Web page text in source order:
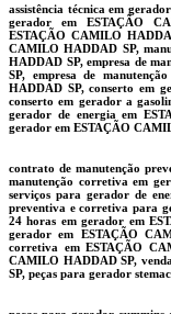
assistência técnica em
gerador em ESTAÇÃO
ESTAÇÃO CAMILO
CAMILO HADDAD SP,
HADDAD SP, empresa de
SP, empresa de
HADDAD SP, conserto em
conserto em gerador a
gerador de energia em
gerador em ESTAÇÃO
contrato de manutenção
manutenção corretiva em
serviços para gerador de
preventiva e corretiva para
24 horas em gerador em
gerador em ESTAÇÃO
corretiva em ESTAÇÃO
CAMILO HADDAD SP,
SP, peças para gerador